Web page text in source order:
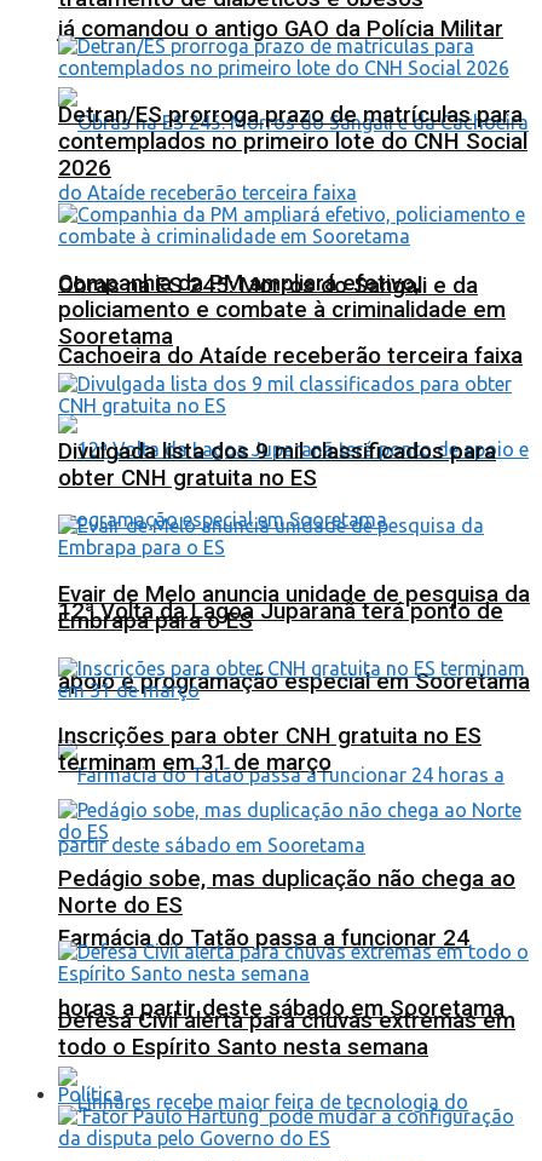
já comandou o antigo GAO da Polícia Militar
Obras na ES 245: Morros do Sangali e da
Cachoeira do Ataíde receberão terceira faixa
12ª Volta da Lagoa Juparanã terá ponto de
apoio e programação especial em Sooretama
Farmácia do Tatão passa a funcionar 24
horas a partir deste sábado em Sooretama
Detran/ES prorroga prazo de matrículas para
contemplados no primeiro lote do CNH Social
2026
Companhia da PM ampliará efetivo,
policiamento e combate à criminalidade em
Sooretama
Divulgada lista dos 9 mil classificados para
obter CNH gratuita no ES
Evair de Melo anuncia unidade de pesquisa da
Embrapa para o ES
Inscrições para obter CNH gratuita no ES
terminam em 31 de março
Pedágio sobe, mas duplicação não chega ao
Norte do ES
Defesa Civil alerta para chuvas extremas em
todo o Espírito Santo nesta semana
Política